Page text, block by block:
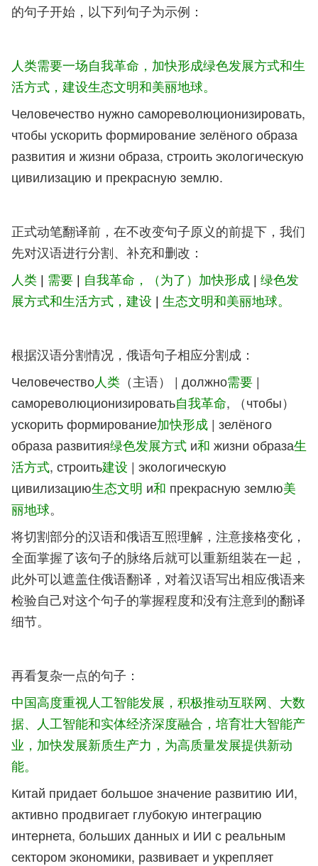
的句子开始，以下列句子为示例：
人类需要一场自我革命，加快形成绿色发展方式和生
活方式，建设生态文明和美丽地球。
Человечество нужно самореволюционизировать,
чтобы ускорить формирование зелёного образа
развития и жизни образа, строить экологическую
цивилизацию и прекрасную землю.
正式动笔翻译前，在不改变句子原义的前提下，我们
先对汉语进行分割、补充和删改：
人类 | 需要 | 自我革命，（为了）加快形成 | 绿色发
展方式和生活方式，建设 | 生态文明和美丽地球。
根据汉语分割情况，俄语句子相应分割成：
Человечество人类 （主语） | должно需要 |
самореволюционизировать自我革命, （чтобы）
ускорить формирование加快形成 | зелёного
образа развития绿色发展方式 и和 жизни образа生
活方式, строить建设 | экологическую
цивилизацию生态文明 и和 прекрасную землю美
丽地球。
将切割部分的汉语和俄语互照理解，注意接格变化，
全面掌握了该句子的脉络后就可以重新组装在一起，
此外可以遮盖住俄语翻译，对着汉语写出相应俄语来
检验自己对这个句子的掌握程度和没有注意到的翻译
细节。
再看复杂一点的句子：
中国高度重视人工智能发展，积极推动互联网、大数
据、人工智能和实体经济深度融合，培育壮大智能产
业，加快发展新质生产力，为高质量发展提供新动
能。
Китай придает большое значение развитию ИИ,
активно продвигает глубокую интеграцию
интернета, больших данных и ИИ с реальным
сектором экономики, развивает и укрепляет